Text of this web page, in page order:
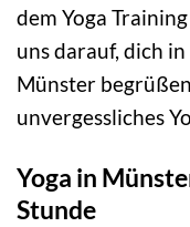
dem Yoga
uns darauf, dich
Münster
unvergessliches
Yoga in
Stunde